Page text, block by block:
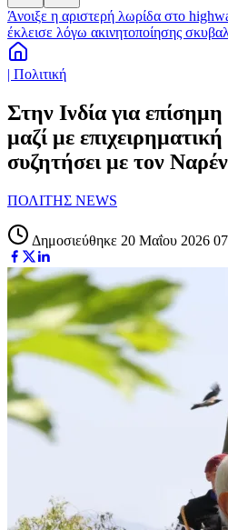
Άνοιξε η αριστερή λωρίδα στο
έκλεισε λόγω ακινητοποίησης
| Πολιτική
Στην Ινδία για
μαζί με
συζητήσει με τον
ΠΟΛΙΤΗΣ NEWS
Δημοσιεύθηκε 20 Μαΐου 2026